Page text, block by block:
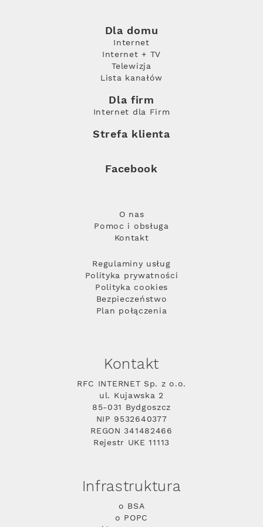
Dla domu
Internet
Internet + TV
Telewizja
Lista kanałów
Dla firm
Internet dla Firm
Strefa klienta
Facebook
O nas
Pomoc i obsługa
Kontakt
Regulaminy usług
Polityka prywatności
Polityka cookies
Bezpieczeństwo
Plan połączenia
Kontakt
RFC INTERNET Sp. z o.o.
ul. Kujawska 2
85-031 Bydgoszcz
NIP 9532640377
REGON 341482466
Rejestr UKE 11113
Infrastruktura
o BSA
o POPC